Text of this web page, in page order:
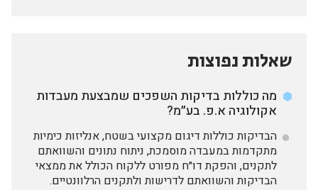
שאלות נפוצות
מה כוללות בדיקות השפכים שמבצעת מעבדות
אקולוגיה א.פ. בע״מ?
הבדיקות כוללות דיגום מקצועי בשטח, אנליזות כימיות
מתקדמות במעבדה מוסמכת, ניתוח נתונים והשוואתם
לתקנים, והפקת דו״ח מפורט ללקוח הכולל את ממצאי
הבדיקות והשוואתם לדרישות ולתקנים הרלוונטיים.